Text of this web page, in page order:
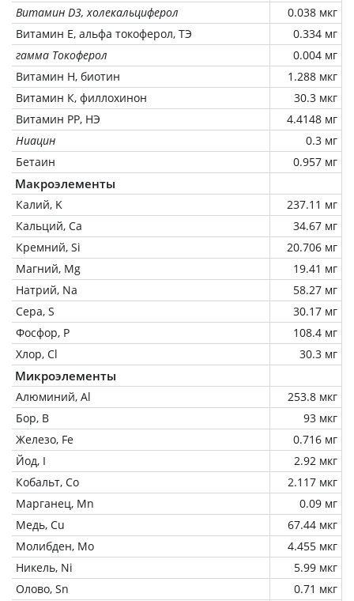
Витамин D3, холекальциферол
0.038 мкг
Витамин Е, альфа токоферол, ТЭ
0.334 мг
гамма Токоферол
0.004 мг
Витамин Н, биотин
1.288 мкг
Витамин К, филлохинон
30.3 мкг
Витамин РР, НЭ
4.4148 мг
Ниацин
0.3 мг
Бетаин
0.957 мг
Макроэлементы
Калий, K
237.11 мг
Кальций, Ca
34.67 мг
Кремний, Si
20.706 мг
Магний, Mg
19.41 мг
Натрий, Na
58.27 мг
Сера, S
30.17 мг
Фосфор, P
108.4 мг
Хлор, Cl
30.3 мг
Микроэлементы
Алюминий, Al
253.8 мкг
Бор, B
93 мкг
Железо, Fe
0.716 мг
Йод, I
2.92 мкг
Кобальт, Co
2.117 мкг
Марганец, Mn
0.09 мг
Медь, Cu
67.44 мкг
Молибден, Mo
4.455 мкг
Никель, Ni
5.99 мкг
Олово, Sn
0.71 мкг